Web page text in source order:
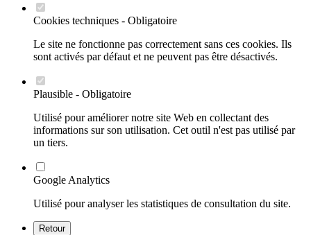
Cookies techniques - Obligatoire
Le site ne fonctionne pas correctement sans ces cookies. Ils
sont activés par défaut et ne peuvent pas être désactivés.
Plausible - Obligatoire
Utilisé pour améliorer notre site Web en collectant des
informations sur son utilisation. Cet outil n'est pas utilisé par
un tiers.
Google Analytics
Utilisé pour analyser les statistiques de consultation du site.
Retour